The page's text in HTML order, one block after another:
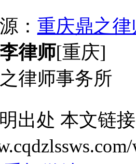
： 重庆鼎之
李律师[重庆]
律师事务所
出处 本文链